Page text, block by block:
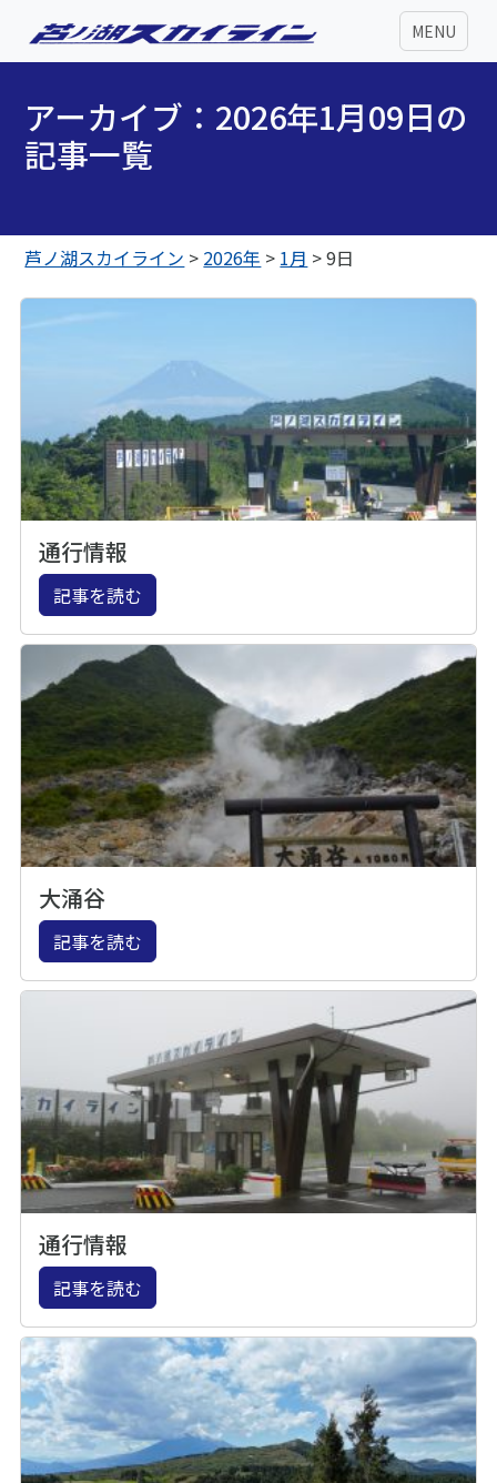
MENU
アーカイブ：2026年1月09日の
記事一覧
芦ノ湖スカイライン > 2026年 > 1月 >9日
通行情報
記事を読む
大涌谷
記事を読む
通行情報
記事を読む